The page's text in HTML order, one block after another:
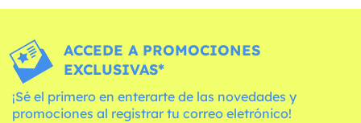
ACCEDE A PROMOCIONES
EXCLUSIVAS*
¡Sé el primero en enterarte de las novedades y
promociones al registrar tu correo eletrónico!